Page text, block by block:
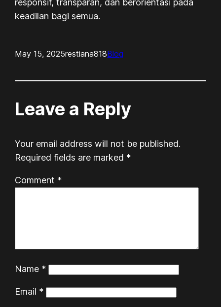
responsif, transparan, dan berorientasi pada
keadilan bagi semua.
May 15, 2025restiana818Blog
Leave a Reply
Your email address will not be published.
Required fields are marked *
Comment *
Name *
Email *